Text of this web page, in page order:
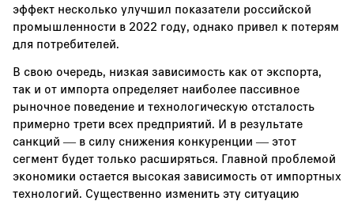
эффект несколько улучшил показатели российской
промышленности в 2022 году, однако привел к потерям
для потребителей.
В свою очередь, низкая зависимость как от экспорта,
так и от импорта определяет наиболее пассивное
рыночное поведение и технологическую отсталость
примерно трети всех предприятий. И в результате
санкций — в силу снижения конкуренции — этот
сегмент будет только расширяться. Главной проблемой
экономики остается высокая зависимость от импортных
технологий. Существенно изменить эту ситуацию